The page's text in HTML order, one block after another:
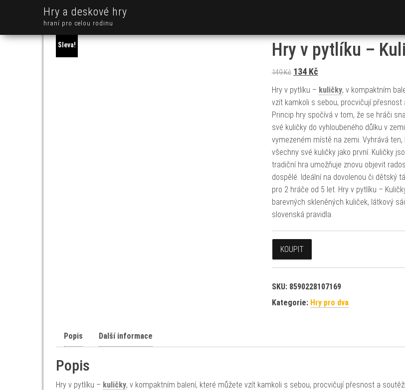
Hry a deskové hry
hraní pro celou rodinu
Sleva! Hry v pytlíku –
149Kč Původní cena byla: 149 Kč.
134 KčAktuální cena je: 134 Kč.
Hry v pytlíku – kuličky, v kompaktním
vzít kamkoli s sebou, procvičují přesnost
Princip hry spočívá v tom, že se hráči
své kuličky do vyhloubeného důlku v
vymezeném místě na zemi. Vyhrává
všechny své kuličky jako první. Kuličky
tradiční hra umožňuje znovu objevit
dospělé. Ideální na dovolenou či dětský
pro 2 hráče od 5 let. Hry v pytlíku –
barevných skleněných kuliček, látkový
slovenská pravidla.
KOUPIT
SKU: 8590228107169
Kategorie: Hry pro dva
Popis Další informace
Popis
Hry v pytlíku – kuličky, v kompaktním balení, které můžete vzít kamkoli s sebou, procvičují přesnost a